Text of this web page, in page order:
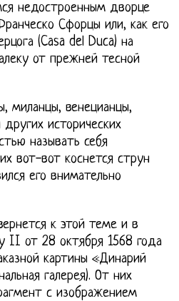
недостроенным дворце
Сфорцы или, как его
(Casa del Duca) на
от прежней тесной
миланцы, венецианцы,
исторических
называть себя
вот-вот коснется струн
его внимательно
к этой теме и в
II от 28 октября 1568 года
картины «Динарий
галерея). От них
с изображением